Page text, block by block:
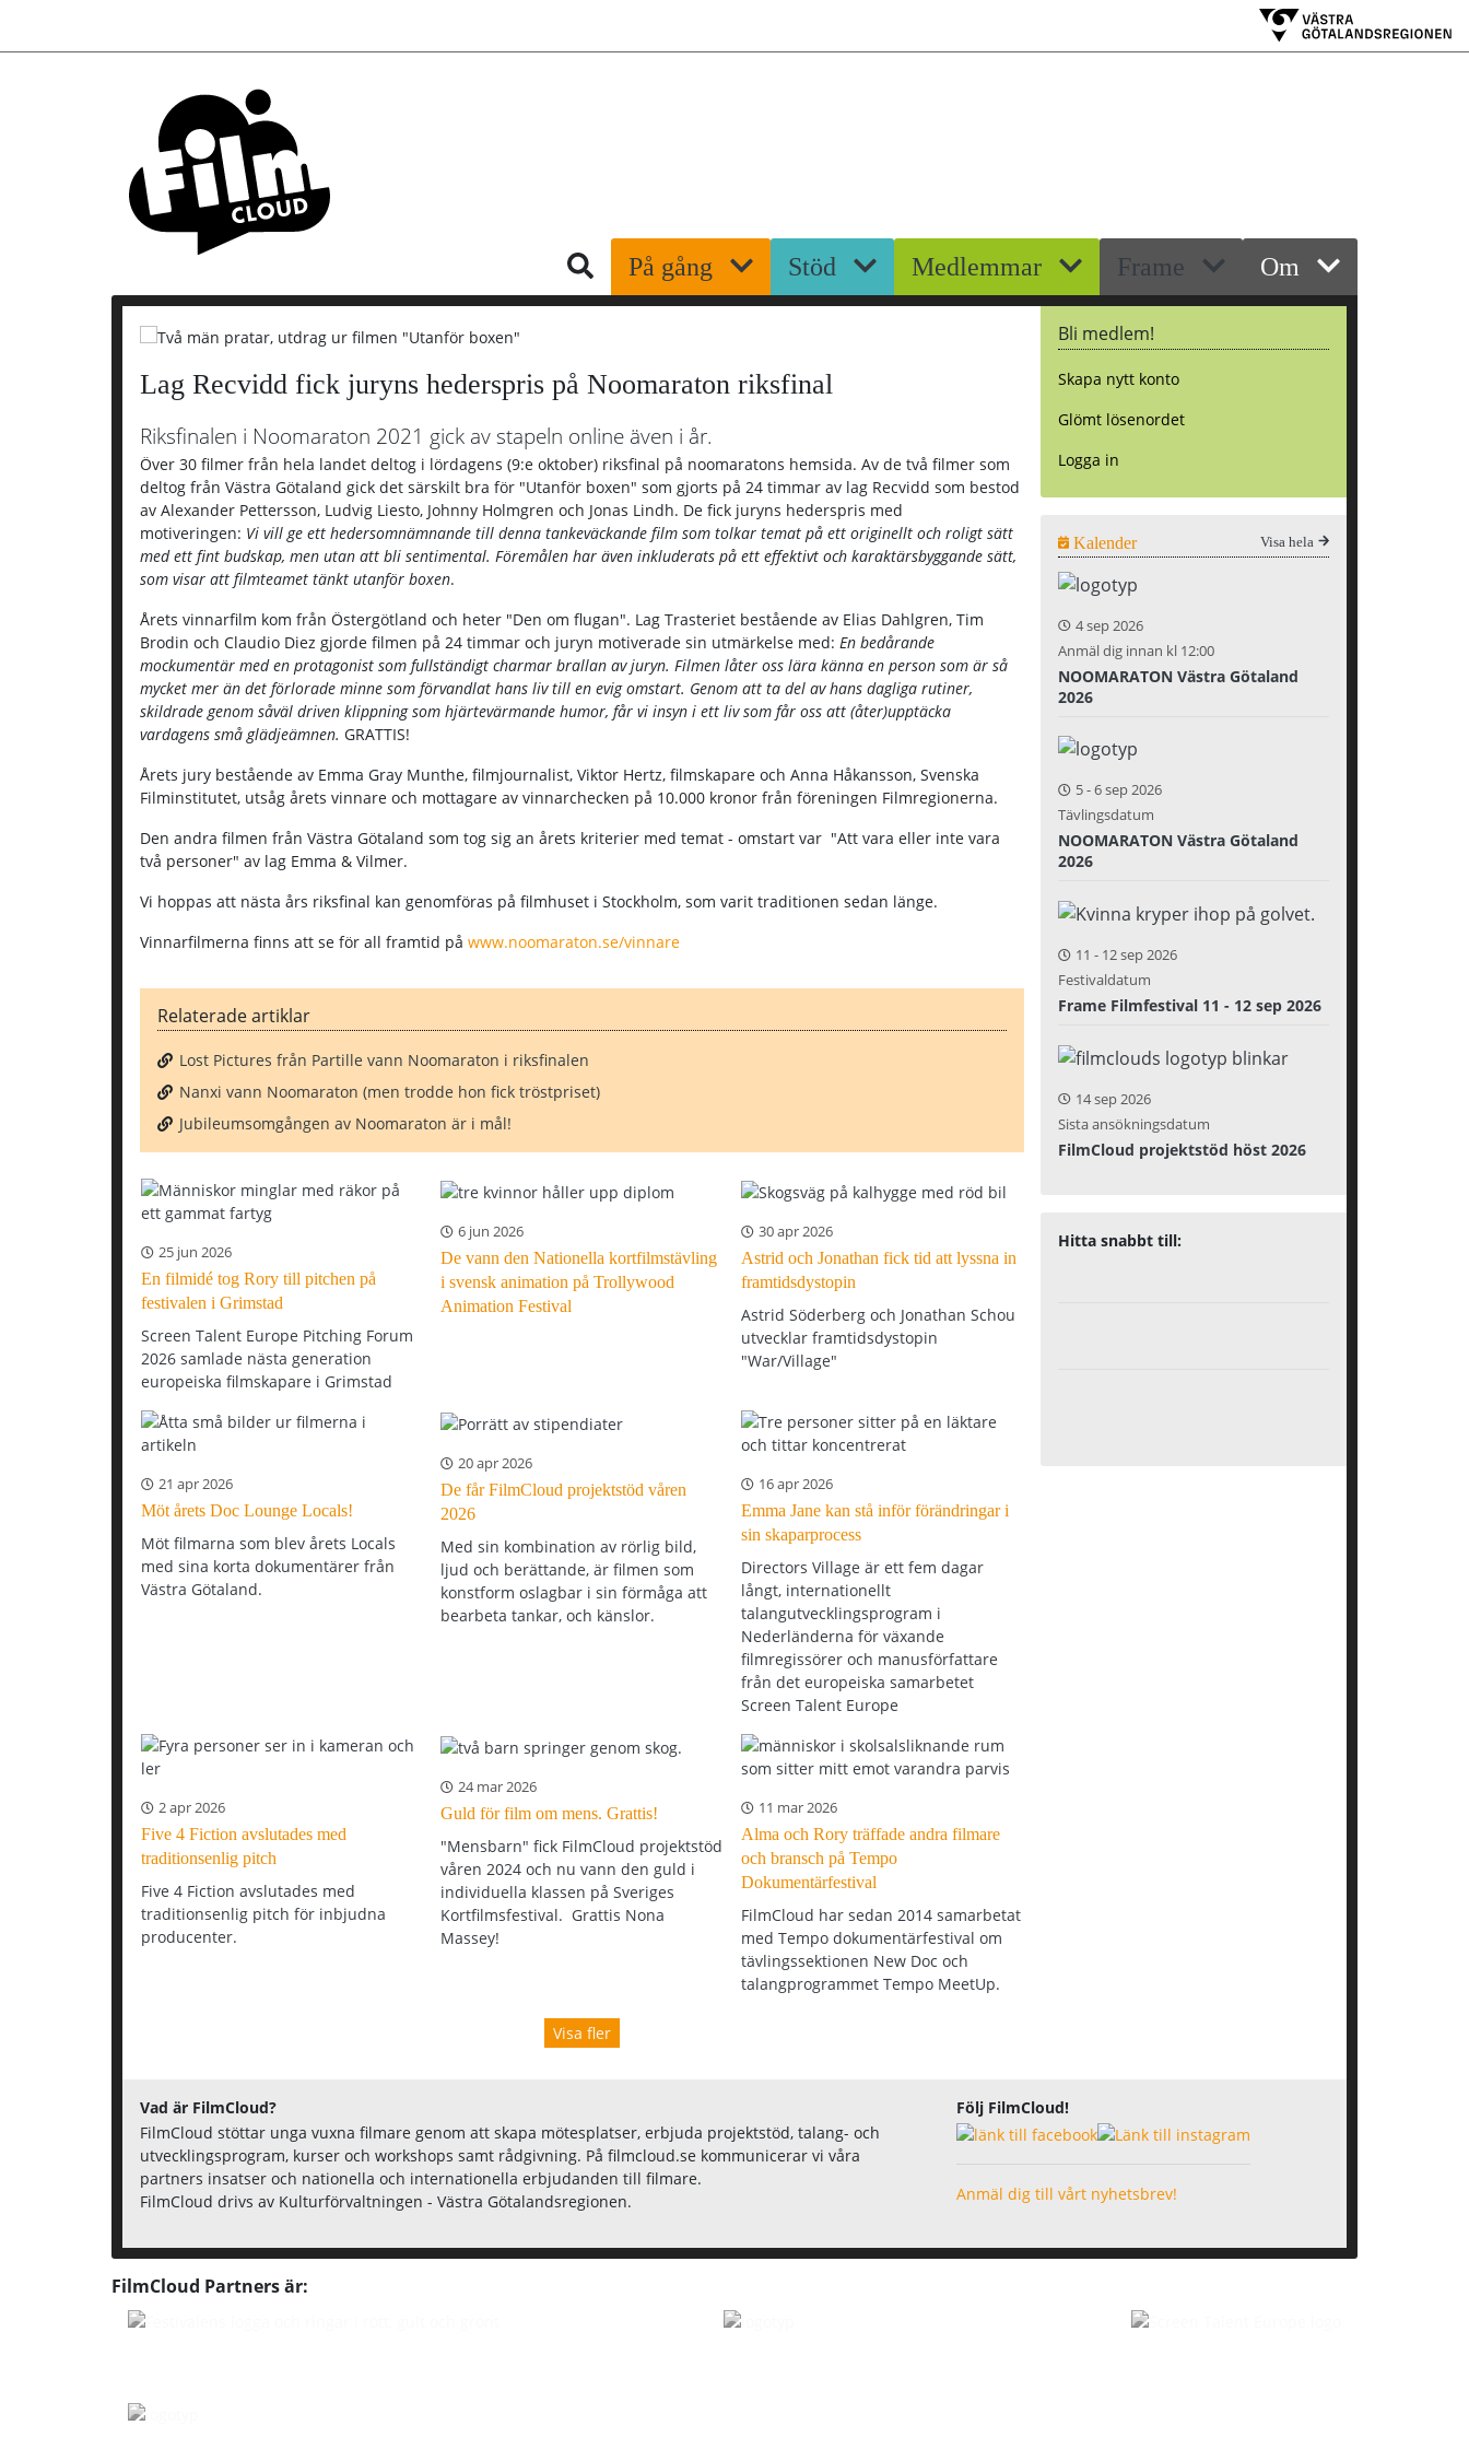
Huvudmeny SökPå gång Stöd Medlemmar Frame Om
Lag Recvidd fick juryns hederspris på Noomaraton riksfinal
Riksfinalen i Noomaraton 2021 gick av stapeln online även i år.
Över 30 filmer från hela landet deltog i lördagens (9:e oktober) riksfinal på noomaratons hemsida. Av de två filmer som
deltog från Västra Götaland gick det särskilt bra för "Utanför boxen" som gjorts på 24 timmar av lag Recvidd som bestod
av Alexander Pettersson, Ludvig Liesto, Johnny Holmgren och Jonas Lindh. De fick juryns hederspris med
motiveringen: Vi vill ge ett hedersomnämnande till denna tankeväckande film som tolkar temat på ett originellt och roligt sätt
med ett fint budskap, men utan att bli sentimental. Föremålen har även inkluderats på ett effektivt och karaktärsbyggande sätt,
som visar att filmteamet tänkt utanför boxen.
Årets vinnarfilm kom från Östergötland och heter "Den om flugan". Lag Trasteriet bestående av Elias Dahlgren, Tim
Brodin och Claudio Diez gjorde filmen på 24 timmar och juryn motiverade sin utmärkelse med: En bedårande
mockumentär med en protagonist som fullständigt charmar brallan av juryn. Filmen låter oss lära känna en person som är så
mycket mer än det förlorade minne som förvandlat hans liv till en evig omstart. Genom att ta del av hans dagliga rutiner,
skildrade genom såväl driven klippning som hjärtevärmande humor, får vi insyn i ett liv som får oss att (åter)upptäcka
vardagens små glädjeämnen. GRATTIS!
Årets jury bestående av Emma Gray Munthe, filmjournalist, Viktor Hertz, filmskapare och Anna Håkansson, Svenska
Filminstitutet, utsåg årets vinnare och mottagare av vinnarchecken på 10.000 kronor från föreningen Filmregionerna.
Den andra filmen från Västra Götaland som tog sig an årets kriterier med temat - omstart var "Att vara eller inte vara
två personer" av lag Emma & Vilmer.
Vi hoppas att nästa års riksfinal kan genomföras på filmhuset i Stockholm, som varit traditionen sedan länge.
Vinnarfilmerna finns att se för all framtid på www.noomaraton.se/vinnare
Relaterade artiklar
Lost Pictures från Partille vann Noomaraton i riksfinalen
Nanxi vann Noomaraton (men trodde hon fick tröstpriset)
Jubileumsomgången av Noomaraton är i mål!
25 jun 2026
En filmidé tog Rory till pitchen på
festivalen i Grimstad
Screen Talent Europe Pitching Forum
2026 samlade nästa generation
europeiska filmskapare i Grimstad
6 jun 2026
De vann den Nationella kortfilmstävling
i svensk animation på Trollywood
Animation Festival
30 apr 2026
Astrid och Jonathan fick tid att lyssna in
framtidsdystopin
Astrid Söderberg och Jonathan Schou
utvecklar framtidsdystopin
"War/Village"
21 apr 2026
Möt årets Doc Lounge Locals!
Möt filmarna som blev årets Locals
med sina korta dokumentärer från
Västra Götaland.
20 apr 2026
De får FilmCloud projektstöd våren
2026
Med sin kombination av rörlig bild,
ljud och berättande, är filmen som
konstform oslagbar i sin förmåga att
bearbeta tankar, och känslor.
16 apr 2026
Emma Jane kan stå inför förändringar i
sin skaparprocess
Directors Village är ett fem dagar
långt, internationellt
talangutvecklingsprogram i
Nederländerna för växande
filmregissörer och manusförfattare
från det europeiska samarbetet
Screen Talent Europe
2 apr 2026
Five 4 Fiction avslutades med
traditionsenlig pitch
Five 4 Fiction avslutades med
traditionsenlig pitch för inbjudna
producenter.
24 mar 2026
Guld för film om mens. Grattis!
"Mensbarn" fick FilmCloud projektstöd
våren 2024 och nu vann den guld i
individuella klassen på Sveriges
Kortfilmsfestival. Grattis Nona
Massey!
11 mar 2026
Alma och Rory träffade andra filmare
och bransch på Tempo
Dokumentärfestival
FilmCloud har sedan 2014 samarbetat
med Tempo dokumentärfestival om
tävlingssektionen New Doc och
talangprogrammet Tempo MeetUp.
Visa fler
Bli medlem!
Skapa nytt konto
Glömt lösenordet
Logga in
Kalender Visa hela
4 sep 2026
Anmäl dig innan kl 12:00
NOOMARATON Västra Götaland
2026
5-6 sep 2026
Tävlingsdatum
NOOMARATON Västra Götaland
2026
11 - 12 sep 2026
Festivaldatum
Frame Filmfestival 11 - 12 sep 2026
14 sep 2026
Sista ansökningsdatum
FilmCloud projektstöd höst 2026
Hitta snabbt till:
Vad är FilmCloud?
FilmCloud stöttar unga vuxna filmare genom att skapa mötesplatser, erbjuda projektstöd, talang- och
utvecklingsprogram, kurser och workshops samt rådgivning. På filmcloud.se kommunicerar vi våra
partners insatser och nationella och internationella erbjudanden till filmare.
FilmCloud drivs av Kulturförvaltningen - Västra Götalandsregionen.
Följ FilmCloud!
Anmäl dig till vårt nyhetsbrev!
FilmCloud Partners är: